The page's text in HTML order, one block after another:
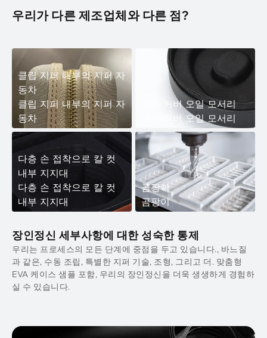
우리가 다른 제조업체와 다른 점?
클립 지퍼 내부의 지퍼 자
동차
클립 지퍼 내부의 지퍼 자
동차
에바 커버 오일 모서리
에바 커버 오일 모서리
다층 손 접착으로 칼 컷
내부 지지대
다층 손 접착으로 칼 컷
내부 지지대
곰팡이
곰팡이
장인정신 세부사항에 대한 성숙한 통제
우리는 프로세스의 모든 단계에 중점을 두고 있습니다., 바느질
과 같은, 수동 조립, 특별한 지퍼 기술, 조형, 그리고 더. 맞춤형
EVA 케이스 샘플 포함, 우리의 장인정신을 더욱 생생하게 경험하
실 수 있습니다.